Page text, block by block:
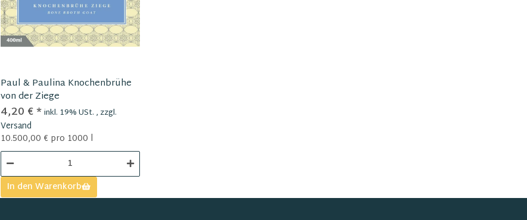
Paul & Paulina Knochenbrühe
von der Ziege
4,20 €*inkl. 19% USt. , zzgl.
Versand
10.500,00 € pro 1000 l
In den Warenkorb